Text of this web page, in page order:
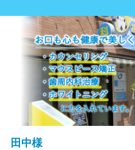
ホーム
院内ツアー
アクセス
スタッフ紹介
院長紹介
田中様